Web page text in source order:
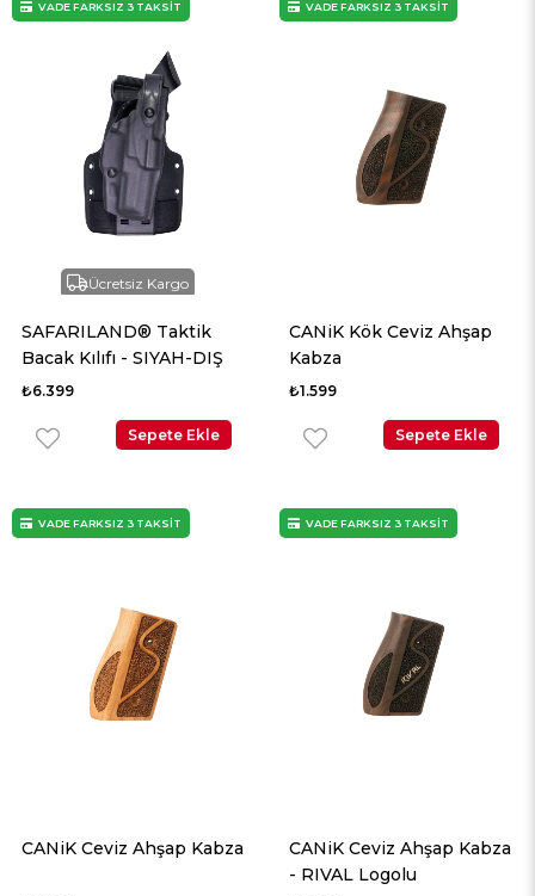
Ücretsiz Kargo
SAFARILAND® Taktik
Bacak Kılıfı - SIYAH-DIŞ
₺6.399
Sepete Ekle
VADE FARKSIZ 3 TAKSİT
CANiK Kök Ceviz Ahşap
Kabza
₺1.599
Sepete Ekle
VADE FARKSIZ 3 TAKSİT
CANiK Ceviz Ahşap Kabza
VADE FARKSIZ 3 TAKSİT
CANiK Ceviz Ahşap Kabza
- RIVAL Logolu
VADE FARKSIZ 3 TAKSİT